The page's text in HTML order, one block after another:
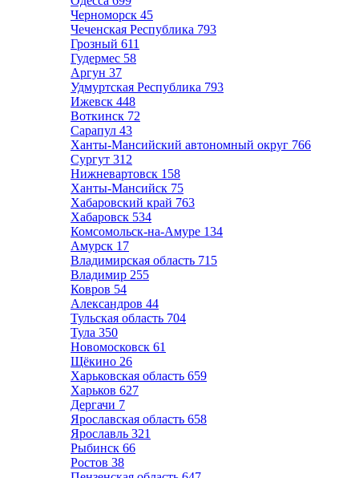
Черноморск 45
Чеченская Республика 793
Грозный 611
Гудермес 58
Аргун 37
Удмуртская Республика 793
Ижевск 448
Воткинск 72
Сарапул 43
Ханты-Мансийский автономный округ 766
Сургут 312
Нижневартовск 158
Ханты-Мансийск 75
Хабаровский край 763
Хабаровск 534
Комсомольск-на-Амуре 134
Амурск 17
Владимирская область 715
Владимир 255
Ковров 54
Александров 44
Тульская область 704
Тула 350
Новомосковск 61
Щёкино 26
Харьковская область 659
Харьков 627
Дергачи 7
Ярославская область 658
Ярославль 321
Рыбинск 66
Ростов 38